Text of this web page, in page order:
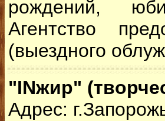
рождений,
Агентство
(выездного
"INжир"
Адрес: